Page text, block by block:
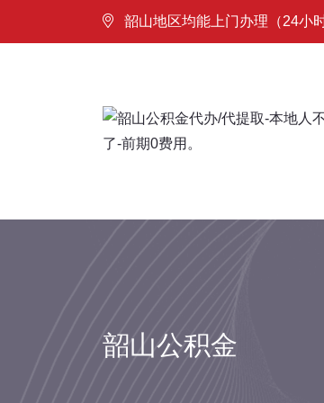
韶山地区均能上门办理（24小
韶山公积金